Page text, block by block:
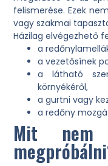
felismerése. Ezek
vagy szakmai
Házilag elvégezhető
a
a vezetősínek
a látható
környékéről,
a gurtni vagy
a redőny
Mit nem